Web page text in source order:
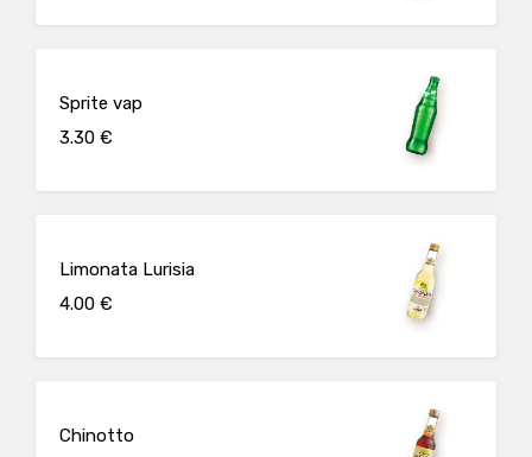
Sprite vap
3.30 €
Limonata Lurisia
4.00 €
Chinotto